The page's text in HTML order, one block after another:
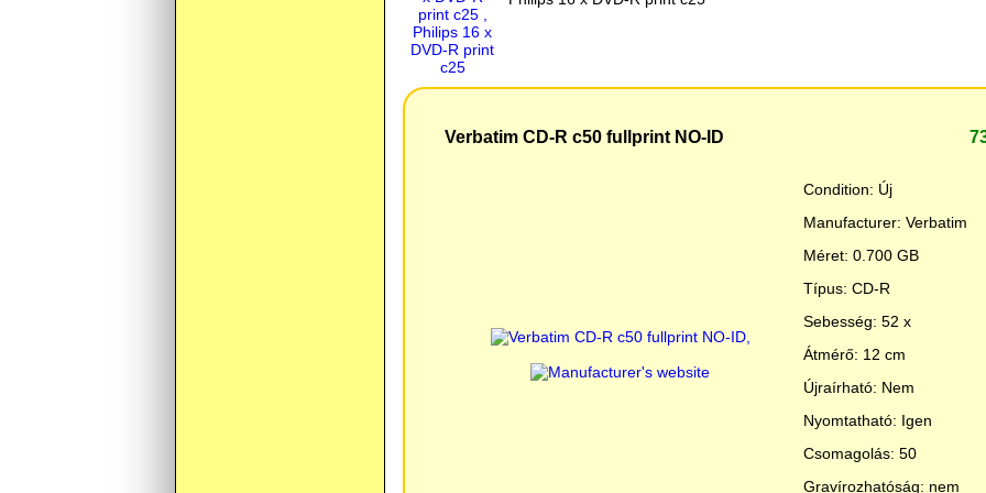
Verbatim CD-R c50 fullprint NO-ID
Condition: Új
Manufacturer: Verbatim
Méret: 0.700 GB
Típus: CD-R
Sebesség: 52 x
Átmérő: 12 cm
Újraírható: Nem
Nyomtatható: Igen
Csomagolás: 50
Gravírozhatóság: nem